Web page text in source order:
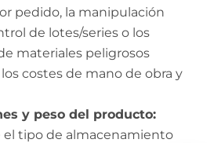
pedido, la manipulación
de lotes/series o los
materiales peligrosos
costes de mano de obra y
y peso del producto:
tipo de almacenamiento